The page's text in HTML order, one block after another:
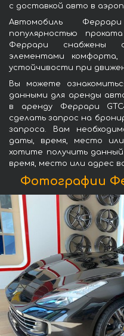
с доставкой авто в
Автомобиль
популярностью
Феррари снабжены
элементами
устойчивости при
Вы можете
данными для аренды
в аренду Феррари
сделать запрос на
запроса. Вам
даты, время, место
хотите получить
время, место или адрес
Фотографии